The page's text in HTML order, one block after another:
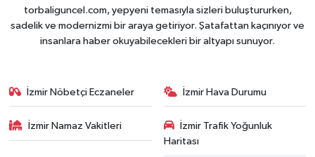
torbaliguncel.com, yepyeni temasıyla sizleri buluştururken,
sadelik ve modernizmi bir araya getiriyor. Şatafattan kaçınıyor ve
insanlara haber okuyabilecekleri bir altyapı sunuyor.
İzmir Nöbetçi Eczaneler İzmir Hava Durumu
İzmir Namaz Vakitleri
İzmir Trafik Yoğunluk
Haritası